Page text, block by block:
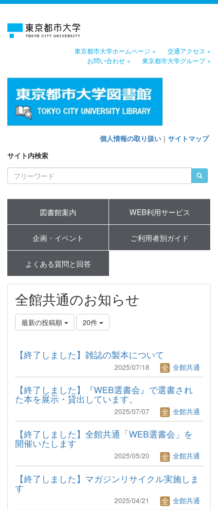
東京都市大学ホームページ »
交通アクセス »
お問い合わせ »
東京都市大学グループ »
個人情報の取り扱い ｜ サイトマップ
サイト内検索
図書館案内 WEB利用サービス
企画・イベント ご利用者別ガイド
よくある質問と回答
全館共通のお知らせ
最新の投稿順 20件
【終了しました】雑誌の製本について
2025/07/18 全館共通
【終了しました】『WEB選書会』で選書され
た本を展示・貸出しています。
2025/07/07 全館共通
【終了しました】全館共通「WEB選書会」を
開催いたします
2025/05/20 全館共通
【終了しました】マガジンリサイクル実施しま
す
2025/04/21 全館共通